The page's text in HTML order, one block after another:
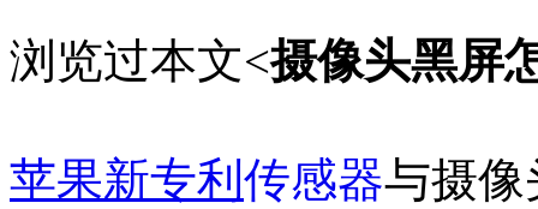
浏览过本文<摄像头黑屏
苹果新专利 传感器与摄像